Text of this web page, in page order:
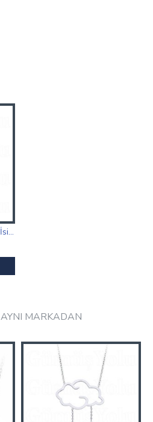
Yeni Model Kişiye Özel Cift İsimli Plaka Kolye
AYNI MARKADAN